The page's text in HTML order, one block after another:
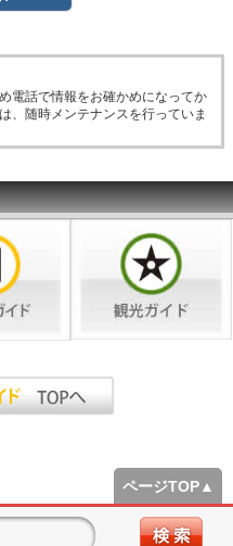
電話で情報をお確かめになってか
、随時メンテナンスを行っていま
ページTOP▲